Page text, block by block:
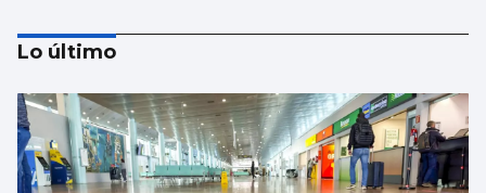
Lo último